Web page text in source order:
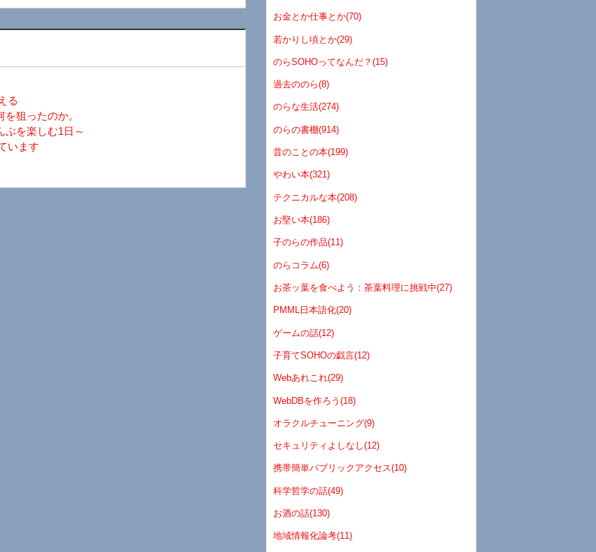
る
狙ったのか。
ぶを楽しむ1日～
います
お金とか仕事とか(70)
若かりし頃とか(29)
のらSOHOってなんだ？(15)
過去ののら(8)
のらな生活(274)
のらの書棚(914)
昔のことの本(199)
やわい本(321)
テクニカルな本(208)
お堅い本(186)
子のらの作品(11)
のらコラム(6)
お茶ッ葉を食べよう：茶葉料理に挑戦中(27)
PMML日本語化(20)
ゲームの話(12)
子育てSOHOの戯言(12)
Webあれこれ(29)
WebDBを作ろう(18)
オラクルチューニング(9)
セキュリティよしなし(12)
携帯簡単パブリックアクセス(10)
科学哲学の話(49)
お酒の話(130)
地域情報化論考(11)